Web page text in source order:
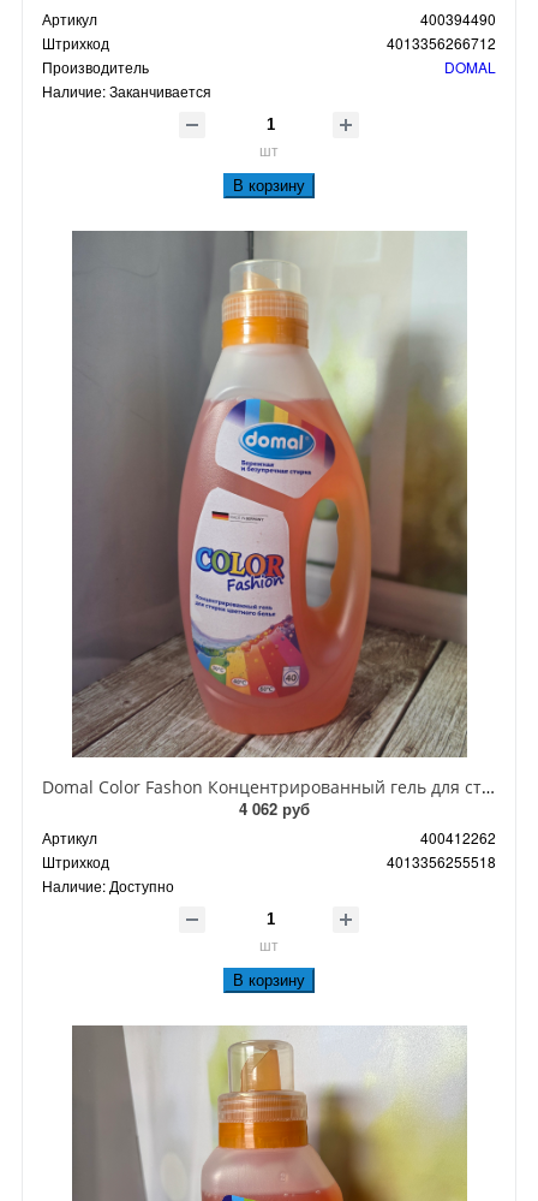
Артикул
400394490
Штрихкод
4013356266712
Производитель
DOMAL
Наличие:Заканчивается
шт
В корзину
Domal Color Fashon Концентрированный гель для стирки цветного белья с активной формулой защиты цвета 1500 мл на 40 стирок
4 062 руб
Артикул
400412262
Штрихкод
4013356255518
Наличие: Доступно
шт
В корзину